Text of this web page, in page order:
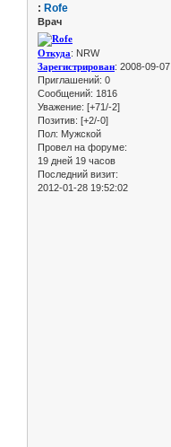
: Rofe
Врач
Откуда: NRW
Зарегистрирован: 2008-09-07
Приглашений: 0
Сообщений: 1816
Уважение: [+71/-2]
Позитив: [+2/-0]
Пол: Мужской
Провел на форуме:
19 дней 19 часов
Последний визит:
2012-01-28 19:52:02